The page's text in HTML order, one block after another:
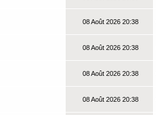
08 Août 2026 20:38
08 Août 2026 20:38
08 Août 2026 20:38
08 Août 2026 20:38